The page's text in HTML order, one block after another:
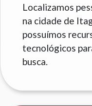
Localizamos
na cidade de
possuímos
tecnológicos
busca.